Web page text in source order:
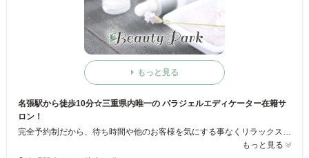
もっと見る
名張駅から徒歩10分☆三重県内唯一の パラジェルエディケーター在籍サ
ロン！
完全予約制だから、待ち時間や他のお客様を気にする事なくリラックスしながらネイルを楽しめますよ♪サンディング不要のパラジェルを使用しているので、自爪が薄いなどのトラブルを抱える人でも、健康な爪を再生しながらネイルができます☆
もっと見る